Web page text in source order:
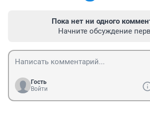
Пока нет ни одного
Начните обсуждение
Гость
Войти